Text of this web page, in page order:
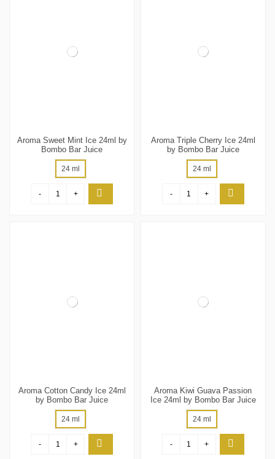
Aroma Sweet Mint Ice 24ml by
Bombo Bar Juice
24 ml
- +
Aroma Triple Cherry Ice 24ml
by Bombo Bar Juice
24 ml
- +
Aroma Cotton Candy Ice 24ml
by Bombo Bar Juice
24 ml
- +
Aroma Kiwi Guava Passion
Ice 24ml by Bombo Bar Juice
24 ml
- +